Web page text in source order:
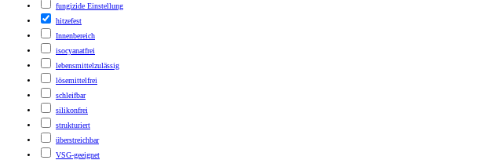
fungizide Einstellung
hitzefest
Innenbereich
isocyanatfrei
lebensmittelzulässig
lösemittelfrei
schleifbar
silikonfrei
strukturiert
überstreichbar
VSG-geeignet